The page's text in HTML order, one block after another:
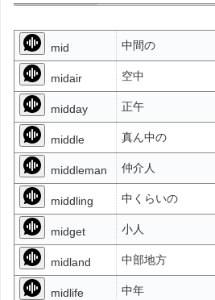
mid 中間の
midair 空中
midday 正午
middle 真ん中の
middleman 仲介人
middling 中くらいの
midget 小人
midland 中部地方
midlife 中年